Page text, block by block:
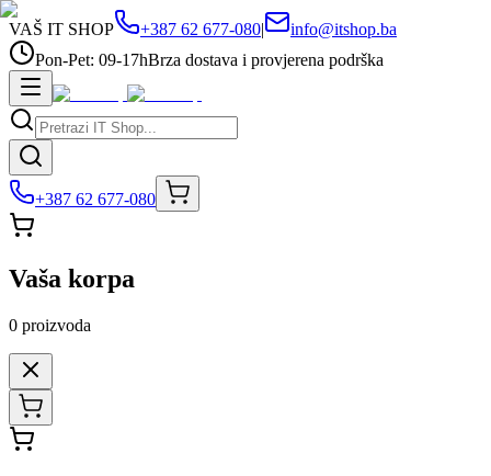
VAŠ IT SHOP +387 62 677-080|
info@itshop.ba
Pon-Pet: 09-17hBrza dostava i provjerena podrška
+387 62 677-080
Vaša korpa
0 proizvoda